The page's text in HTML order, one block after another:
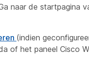
naar de startpagina
(indien
of het paneel Cisco